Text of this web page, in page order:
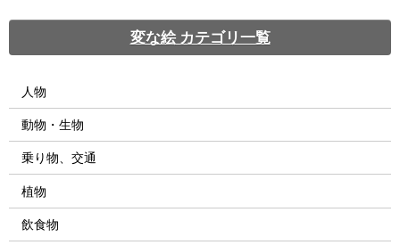
変な絵 カテゴリ一覧
人物
動物・生物
乗り物、交通
植物
飲食物